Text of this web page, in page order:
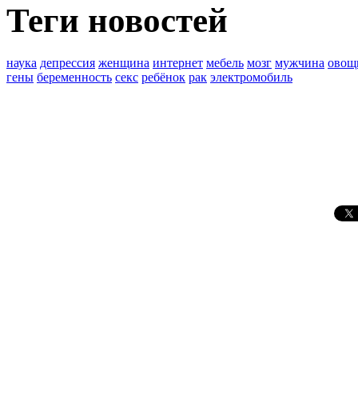
Теги новостей
наука депрессия женщина интернет мебель мозг мужчина
гены беременность секс ребёнок рак электромобиль